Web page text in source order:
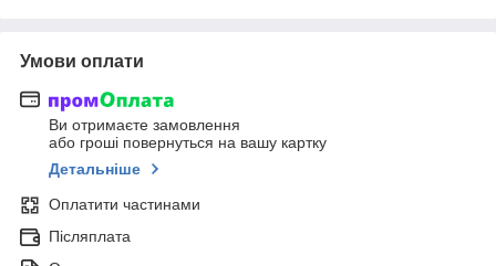
Умови оплати
Ви отримаєте замовлення
або гроші повернуться на вашу картку
Детальніше
Оплатити частинами
Післяплата